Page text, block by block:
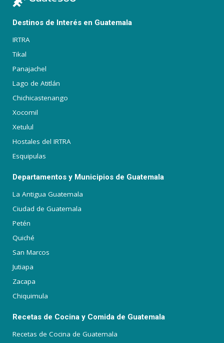
Destinos de Interés en Guatemala
IRTRA
Tikal
Panajachel
Lago de Atitlán
Chichicastenango
Xocomil
Xetulul
Hostales del IRTRA
Esquipulas
Departamentos y Municipios de Guatemala
La Antigua Guatemala
Ciudad de Guatemala
Petén
Quiché
San Marcos
Jutiapa
Zacapa
Chiquimula
Recetas de Cocina y Comida de Guatemala
Recetas de Cocina de Guatemala